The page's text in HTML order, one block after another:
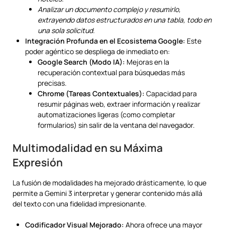
Analizar un documento complejo y resumirlo,
extrayendo datos estructurados en una tabla, todo en
una sola solicitud.
Integración Profunda en el Ecosistema Google: Este
poder agéntico se despliega de inmediato en:
Google Search (Modo IA): Mejoras en la
recuperación contextual para búsquedas más
precisas.
Chrome (Tareas Contextuales): Capacidad para
resumir páginas web, extraer información y realizar
automatizaciones ligeras (como completar
formularios) sin salir de la ventana del navegador.
Multimodalidad en su Máxima
Expresión
La fusión de modalidades ha mejorado drásticamente, lo que
permite a Gemini 3 interpretar y generar contenido más allá
del texto con una fidelidad impresionante.
Codificador Visual Mejorado: Ahora ofrece una mayor